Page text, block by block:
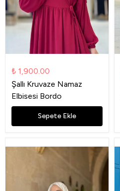
₺ 1,900.00
Şallı Kruvaze Namaz
Elbisesi Bordo
Sepete Ekle